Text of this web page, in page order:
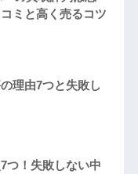
ミと高く売るコツ
理由7つと失敗し
つ！失敗しない中